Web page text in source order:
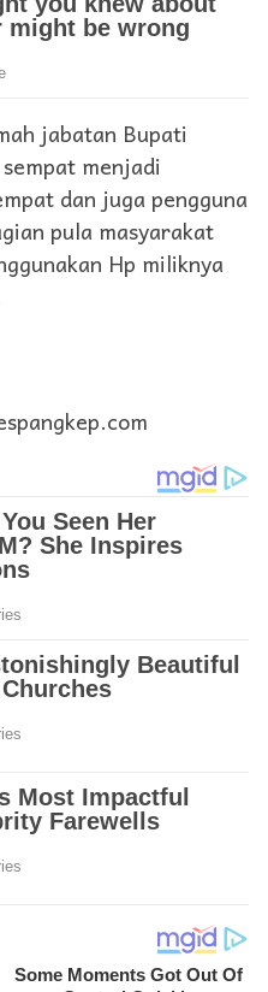
jabatan Bupati
menjadi
dan juga pengguna
pula masyarakat
Hp miliknya